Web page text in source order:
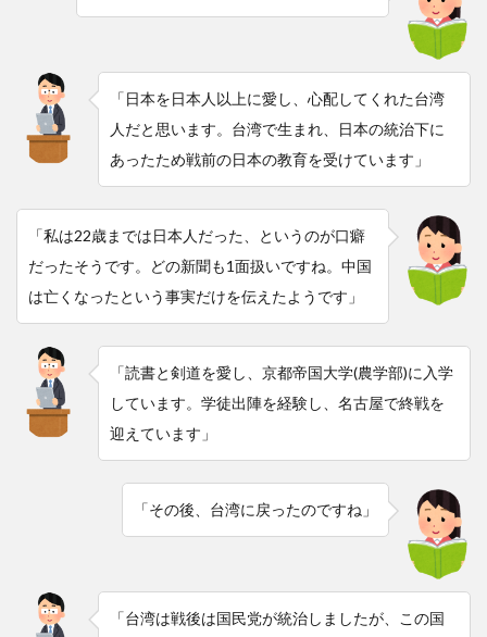
「日本を日本人以上に愛し、心配してくれた台湾
人だと思います。台湾で生まれ、日本の統治下に
あったため戦前の日本の教育を受けています」
「私は22歳までは日本人だった、というのが口癖
だったそうです。どの新聞も1面扱いですね。中国
は亡くなったという事実だけを伝えたようです」
「読書と剣道を愛し、京都帝国大学(農学部)に入学
しています。学徒出陣を経験し、名古屋で終戦を
迎えています」
「その後、台湾に戻ったのですね」
「台湾は戦後は国民党が統治しましたが、この国